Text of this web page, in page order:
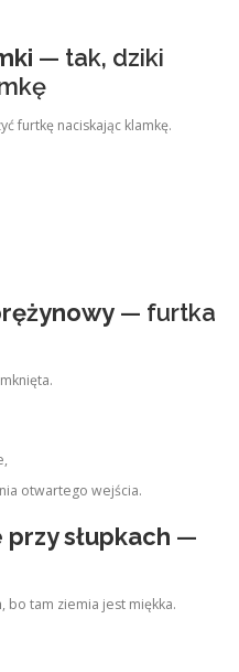
— tak, dziki
furtkę naciskając klamkę.
— furtka
otwartego wejścia.
przy słupkach —
, bo tam ziemia jest miękka.